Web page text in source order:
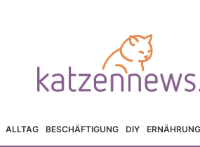
ALLTAG BESCHÄFTIGUNG DIY ERNÄHRUNG